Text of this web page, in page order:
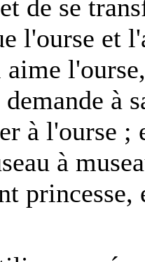
de se
l'ourse et
à
à l'ourse ;
à
princesse,